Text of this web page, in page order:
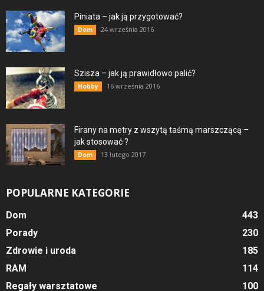
Piniata – jak ją przygotować?
Dom 24 września 2016
Szisza – jak ją prawidłowo palić?
Hobby 16 września 2016
Firany na metry z wszytą taśmą marszczącą –
jak stosować ?
Dom 13 lutego 2017
POPULARNE KATEGORIE
Dom
443
Porady
230
Zdrowie i uroda
185
RAM
114
Regały warsztatowe
100